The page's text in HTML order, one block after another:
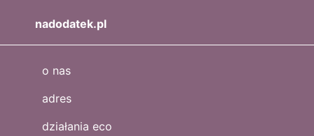
nadodatek.pl
o nas
adres
działania eco